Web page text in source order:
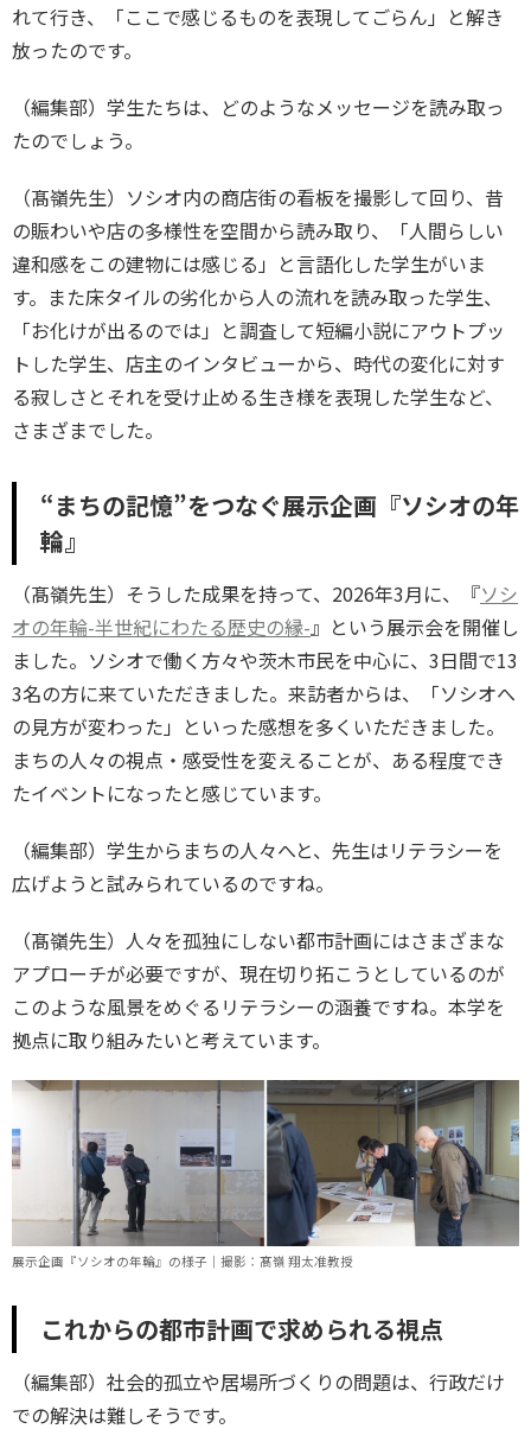
れて行き、「ここで感じるものを表現してごらん」と解き
放ったのです。
（編集部）学生たちは、どのようなメッセージを読み取っ
たのでしょう。
（髙嶺先生）ソシオ内の商店街の看板を撮影して回り、昔
の賑わいや店の多様性を空間から読み取り、「人間らしい
違和感をこの建物には感じる」と言語化した学生がいま
す。また床タイルの劣化から人の流れを読み取った学生、
「お化けが出るのでは」と調査して短編小説にアウトプッ
トした学生、店主のインタビューから、時代の変化に対す
る寂しさとそれを受け止める生き様を表現した学生など、
さまざまでした。
“まちの記憶”をつなぐ展示企画『ソシオの年
輪』
（髙嶺先生）そうした成果を持って、2026年3月に、『ソシ
オの年輪-半世紀にわたる歴史の縁-』という展示会を開催し
ました。ソシオで働く方々や茨木市民を中心に、3日間で13
3名の方に来ていただきました。来訪者からは、「ソシオへ
の見方が変わった」といった感想を多くいただきました。
まちの人々の視点・感受性を変えることが、ある程度でき
たイベントになったと感じています。
（編集部）学生からまちの人々へと、先生はリテラシーを
広げようと試みられているのですね。
（髙嶺先生）人々を孤独にしない都市計画にはさまざまな
アプローチが必要ですが、現在切り拓こうとしているのが
このような風景をめぐるリテラシーの涵養ですね。本学を
拠点に取り組みたいと考えています。
展示企画『ソシオの年輪』の様子｜撮影：髙嶺 翔太准教授
これからの都市計画で求められる視点
（編集部）社会的孤立や居場所づくりの問題は、行政だけ
での解決は難しそうです。